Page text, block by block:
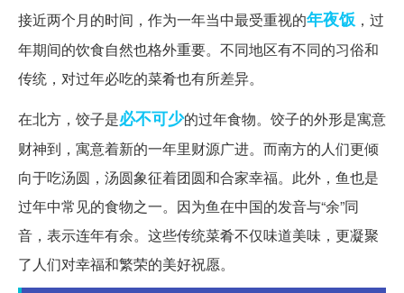
接近两个月的时间，作为一年当中最受重视的年夜饭 ，过
年期间的饮食自然也格外重要。不同地区有不同的习俗和
传统，对过年必吃的菜肴也有所差异。
在北方，饺子是必不可少的过年食物。饺子的外形是寓意
财神到，寓意着新的一年里财源广进。而南方的人们更倾
向于吃汤圆，汤圆象征着团圆和合家幸福。此外，鱼也是
过年中常见的食物之一。因为鱼在中国的发音与“余”同
音，表示连年有余。这些传统菜肴不仅味道美味，更凝聚
了人们对幸福和繁荣的美好祝愿。